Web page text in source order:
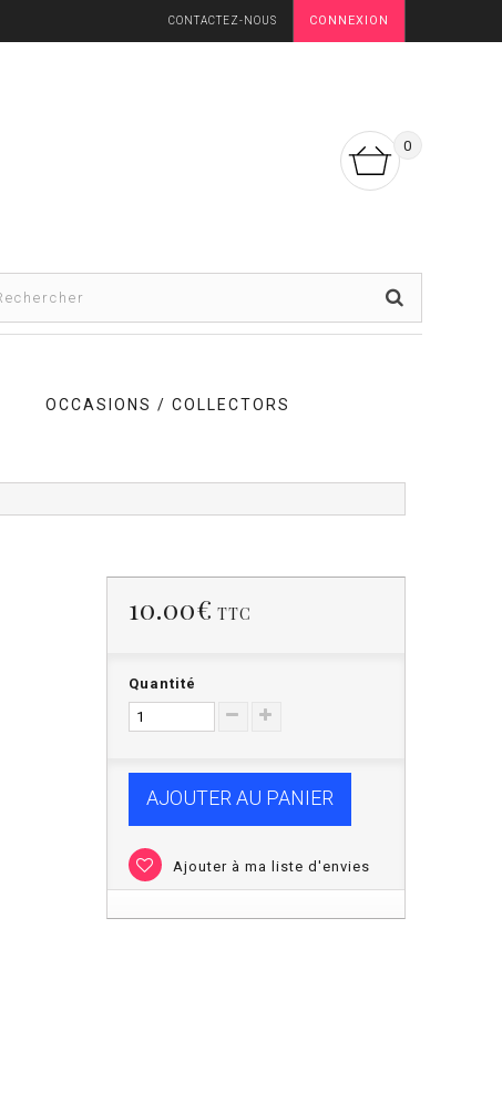
CONNEXION
CONTACTEZ-NOUS
0
OCCASIONS / COLLECTORS
10.00€ TTC
Quantité
AJOUTER AU PANIER
Ajouter à ma liste d'envies